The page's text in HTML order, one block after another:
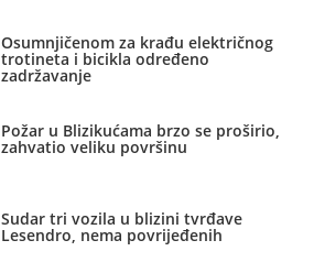
Osumnjičenom za krađu električnog
trotineta i bicikla određeno
zadržavanje
Požar u Blizikućama brzo se proširio,
zahvatio veliku površinu
Sudar tri vozila u blizini tvrđave
Lesendro, nema povrijeđenih